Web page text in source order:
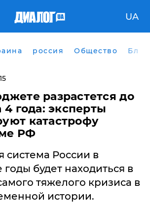
UA
россия Общество
разрастется до
4 года: эксперты
катастрофу
РФ
система России в
будет находиться в
тяжелого кризиса в
истории.